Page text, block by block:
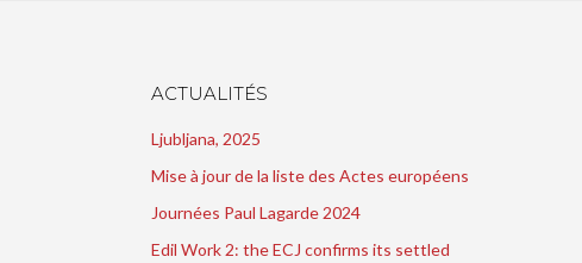
ACTUALITÉS
Ljubljana, 2025
Mise à jour de la liste des Actes européens
Journées Paul Lagarde 2024
Edil Work 2: the ECJ confirms its settled